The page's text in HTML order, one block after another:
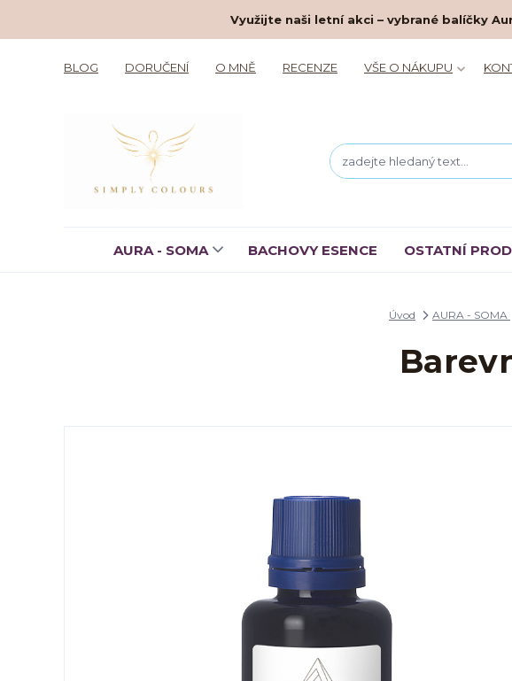
Využijte naši letní akci – vybrané balíčky
BLOG DORUČENÍ O MNĚ RECENZE VŠE O NÁKUPU
AURA - SOMA BACHOVY ESENCE OSTATNÍ
Úvod AURA - SOMA